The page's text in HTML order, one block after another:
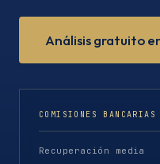
Análisis gratuito
COMISIONES BANCARIAS
Recuperación media